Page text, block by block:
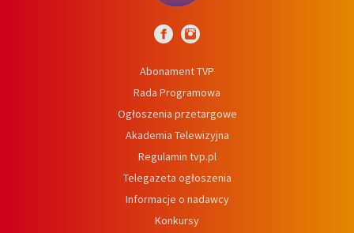
Abonament TVP
Rada Programowa
Ogłoszenia przetargowe
Akademia Telewizyjna
Regulamin tvp.pl
Telegazeta ogłoszenia
Informacje o nadawcy
Konkursy